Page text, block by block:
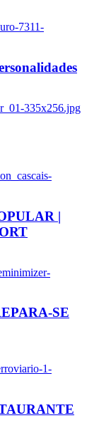
7311-
335x256.jpg
|
SE
1-